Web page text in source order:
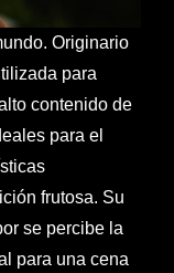
Originario
para
contenido de
para el
frutosa. Su
se percibe la
para una cena